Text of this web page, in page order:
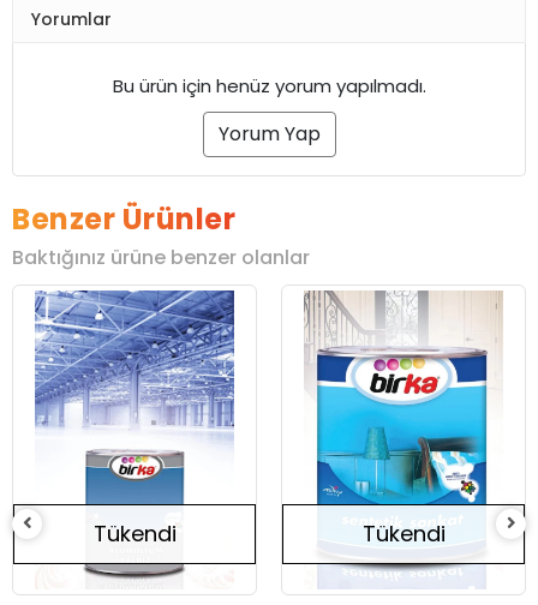
Yorumlar
Bu ürün için henüz yorum yapılmadı.
Yorum Yap
Benzer Ürünler
Baktığınız ürüne benzer olanlar
Tükendi Tükendi